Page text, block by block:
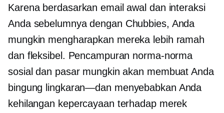
Karena berdasarkan email awal dan interaksi
Anda sebelumnya dengan Chubbies, Anda
mungkin mengharapkan mereka lebih ramah
dan fleksibel. Pencampuran norma-norma
sosial dan pasar mungkin akan membuat Anda
bingung lingkaran—dan menyebabkan Anda
kehilangan kepercayaan terhadap merek